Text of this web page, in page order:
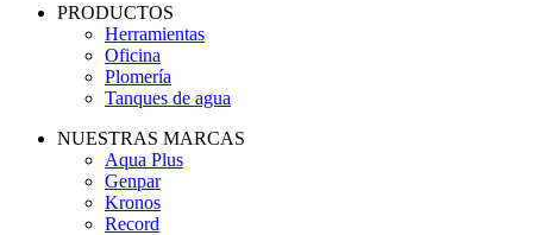
PRODUCTOS
Herramientas
Oficina
Plomería
Tanques de agua
NUESTRAS MARCAS
Aqua Plus
Genpar
Kronos
Record